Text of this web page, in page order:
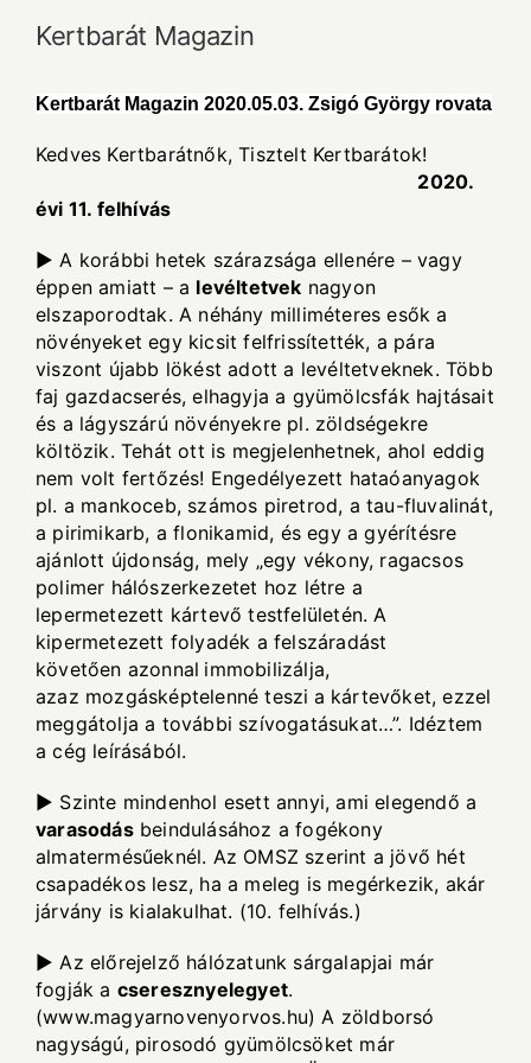
Kertbarát Magazin
Kertbarát Magazin 2020.05.03. Zsigó György rovata
Kedves Kertbarátnők, Tisztelt Kertbarátok!
2020.
évi 11. felhívás
► A korábbi hetek szárazsága ellenére – vagy
éppen amiatt – a levéltetvek nagyon
elszaporodtak. A néhány milliméteres esők a
növényeket egy kicsit felfrissítették, a pára
viszont újabb lökést adott a levéltetveknek. Több
faj gazdacserés, elhagyja a gyümölcsfák hajtásait
és a lágyszárú növényekre pl. zöldségekre
költözik. Tehát ott is megjelenhetnek, ahol eddig
nem volt fertőzés! Engedélyezett hataóanyagok
pl. a mankoceb, számos piretrod, a tau-fluvalinát,
a pirimikarb, a flonikamid, és egy a gyérítésre
ajánlott újdonság, mely „egy vékony, ragacsos
polimer hálószerkezetet hoz létre a
lepermetezett kártevő testfelületén. A
kipermetezett folyadék a felszáradást
követően azonnal immobilizálja,
azaz mozgásképtelenné teszi a kártevőket, ezzel
meggátolja a további szívogatásukat…”. Idéztem
a cég leírásából.
► Szinte mindenhol esett annyi, ami elegendő a
varasodásbeindulásához a fogékony
almatermésűeknél. Az OMSZ szerint a jövő hét
csapadékos lesz, ha a meleg is megérkezik, akár
járvány is kialakulhat. (10. felhívás.)
► Az előrejelző hálózatunk sárgalapjai már
fogják a cseresznyelegyet.
(www.magyarnovenyorvos.hu) A zöldborsó
nagyságú, pirosodó gyümölcsöket már